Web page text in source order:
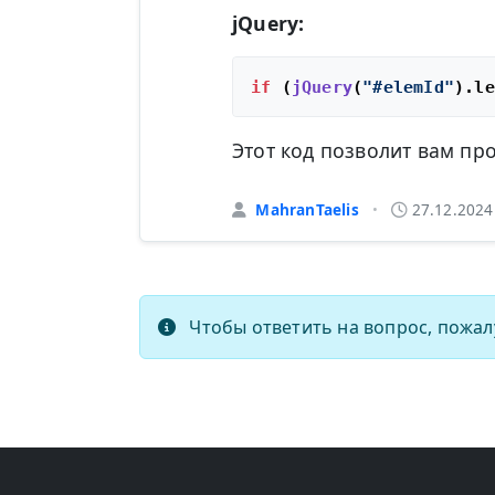
jQuery:
if ( jQuery("#elemId").
Этот код позволит вам
MahranTaelis •
Чтобы ответить на вопрос,